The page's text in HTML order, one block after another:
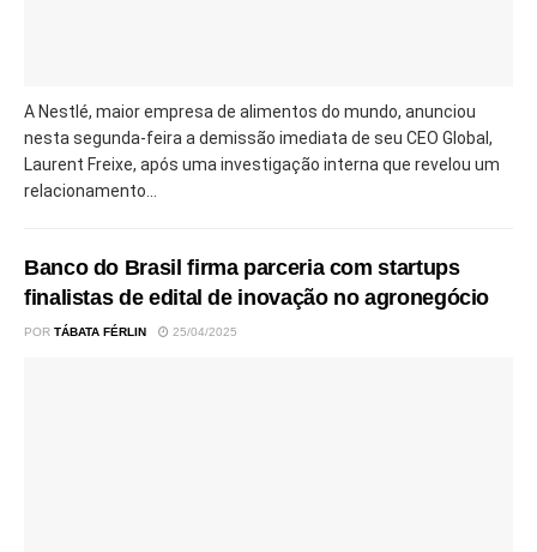
A Nestlé, maior empresa de alimentos do mundo, anunciou
nesta segunda-feira a demissão imediata de seu CEO Global,
Laurent Freixe, após uma investigação interna que revelou um
relacionamento...
Banco do Brasil firma parceria com startups
finalistas de edital de inovação no agronegócio
POR TÁBATA FÉRLIN 25/04/2025